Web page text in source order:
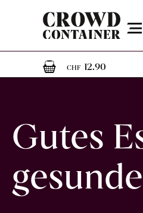
CHF 12.901
Gutes